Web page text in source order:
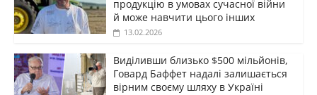
продукцію в умовах сучасної війни
й може навчити цього інших
13.02.2026
Виділивши близько $500 мільйонів,
Говард Баффет надалі залишається
вірним своєму шляху в Україні